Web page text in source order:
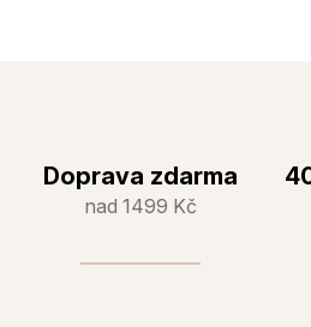
Doprava zdarma
nad 1499 Kč